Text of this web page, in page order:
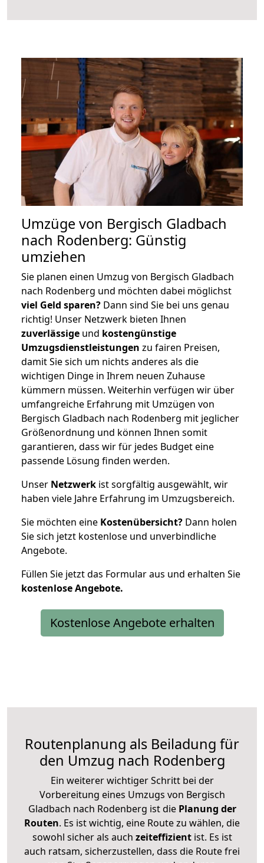
Umzüge von Bergisch Gladbach
nach Rodenberg: Günstig
umziehen
Sie planen einen Umzug von Bergisch Gladbach
nach Rodenberg und möchten dabei möglichst
viel Geld sparen? Dann sind Sie bei uns genau
richtig! Unser Netzwerk bieten Ihnen
zuverlässige und kostengünstige
Umzugsdienstleistungen zu fairen Preisen,
damit Sie sich um nichts anderes als die
wichtigen Dinge in Ihrem neuen Zuhause
kümmern müssen. Weiterhin verfügen wir über
umfangreiche Erfahrung mit Umzügen von
Bergisch Gladbach nach Rodenberg mit jeglicher
Größenordnung und können Ihnen somit
garantieren, dass wir für jedes Budget eine
passende Lösung finden werden.
Unser Netzwerk ist sorgfältig ausgewählt, wir
haben viele Jahre Erfahrung im Umzugsbereich.
Sie möchten eine Kostenübersicht? Dann holen
Sie sich jetzt kostenlose und unverbindliche
Angebote.
Füllen Sie jetzt das Formular aus und erhalten Sie
kostenloseAngebote.
Kostenlose Angebote erhalten
Routenplanung als Beiladung für
den Umzug nach Rodenberg
Ein weiterer wichtiger Schritt bei der
Vorbereitung eines Umzugs von Bergisch
Gladbach nach Rodenberg ist diePlanung der
Routen. Es ist wichtig, eine Route zu wählen, die
sowohl sicher als auch zeiteffizientist. Es ist
auch ratsam, sicherzustellen, dass die Route frei